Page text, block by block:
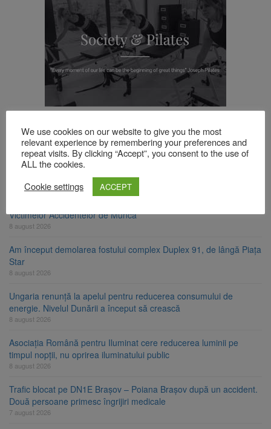
Se schimbă examenul de medic specialist. Subiecte unice în toată
țara, aceeași oră și același barem
Victimelor Accidentelor de Muncă
8 august 2026
Am început demolarea fostului complex Duplex 91, de lângă Piața
Star
8 august 2026
Ungaria renunță la apelul pentru reducerea consumului de
energie. Nivelul Dunării a început să crească
8 august 2026
Asociația Română pentru Iluminat cere reducerea luminii pe
timpul nopții, nu oprirea iluminatului public
8 august 2026
Trafic blocat pe DN1E Brașov – Poiana Brașov după un accident.
Două persoane primesc îngrijiri medicale
7 august 2026
We use cookies on our website to give you the most
relevant experience by remembering your preferences and
repeat visits. By clicking “Accept”, you consent to the use of
ALL the cookies.
Cookie settings
ACCEPT